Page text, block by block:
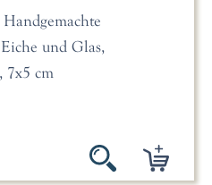
und Glas,
7x5 cm